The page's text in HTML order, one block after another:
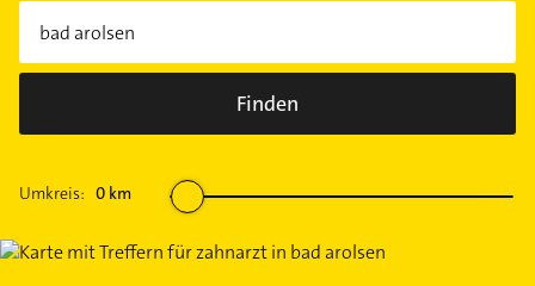
Finden
Umkreis: 0 km